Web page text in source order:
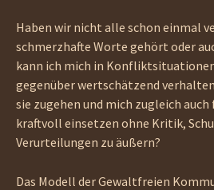
Haben wir nicht alle schon einmal
schmerzhafte Worte gehört oder
kann ich mich in
gegenüber wertschätzend
sie zugehen und mich zugleich
kraftvoll einsetzen ohne Kritik,
Verurteilungen zu äußern?
Das Modell der Gewaltfreien